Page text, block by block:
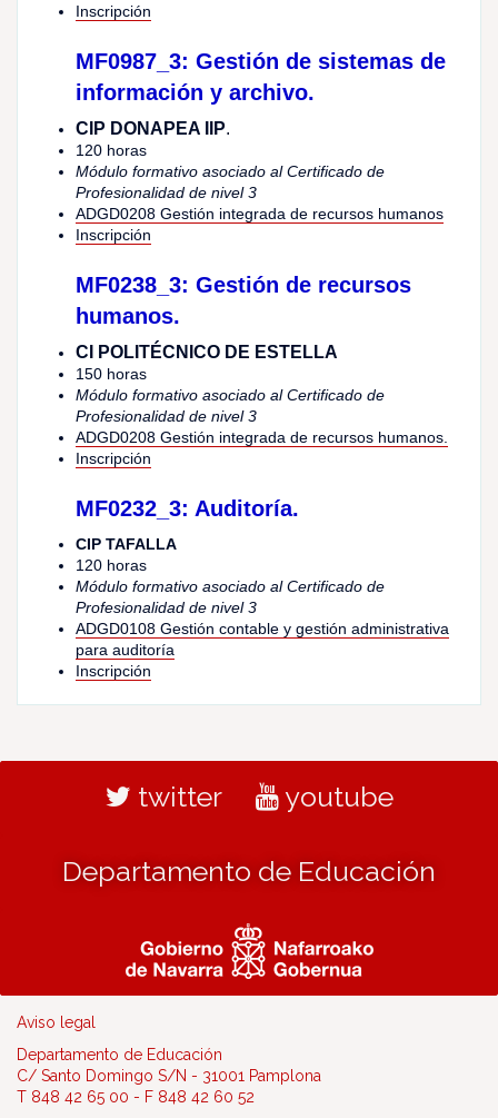
Inscripción
MF0987_3: Gestión de sistemas de
información y archivo.
CIP DONAPEA IIP.
120 horas
Módulo formativo asociado al Certificado de
Profesionalidad de nivel 3
ADGD0208 Gestión integrada de recursos humanos
Inscripción
MF0238_3: Gestión de recursos
humanos.
CI POLITÉCNICO DE ESTELLA
150 horas
Módulo formativo asociado al Certificado de
Profesionalidad de nivel 3
ADGD0208 Gestión integrada de recursos humanos.
Inscripción
MF0232_3: Auditoría.
CIP TAFALLA
120 horas
Módulo formativo asociado al Certificado de
Profesionalidad de nivel 3
ADGD0108 Gestión contable y gestión administrativa
para auditoría
Inscripción
twitter youtube
Departamento de Educación
Aviso legal
Departamento de Educación
C/ Santo Domingo S/N - 31001 Pamplona
T 848 42 65 00 - F 848 42 60 52